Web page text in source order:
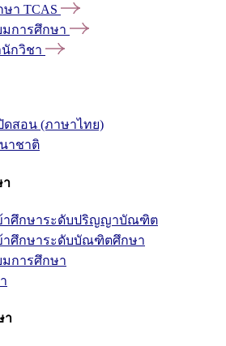
า TCAS
มการศึกษา
กวิชา
ดสอน (ภาษาไทย)
าชาติ
า
าศึกษาระดับปริญญาบัณฑิต
าศึกษาระดับบัณฑิตศึกษา
มการศึกษา
า